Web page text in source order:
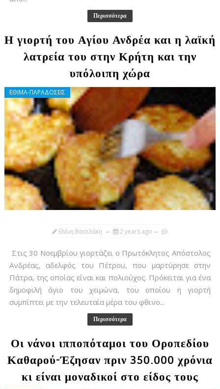
Περισσότερα
Η γιορτή του Αγίου Ανδρέα και η λαϊκή
λατρεία του στην Κρήτη και την
υπόλοιπη χώρα
ΕΘΙΜΑ-ΠΑΡΑΔΟΣΕΙΣ
Ελένη Βασιλάκη 2 years ago
Στις 30 Νοεμβρίου γιορτάζει ο Πρωτόκλητος Απόστολος
Ανδρέας, αδελφός του Πέτρου, που μαρτύρησε στην
Πάτρα, της οποίας είναι και πολιούχος. Πρόκειται για ένα
δημοφιλή άγιο του χειμώνα, του οποίου η γιορτή
συμπίπτει με την τελευταία μέρα του φθινο...
Περισσότερα
Οι νάνοι ιπποπόταμοι του Οροπεδίου
Καθαρού-Έζησαν πριν 350.000 χρόνια
κι είναι μοναδικοί στο είδος τους